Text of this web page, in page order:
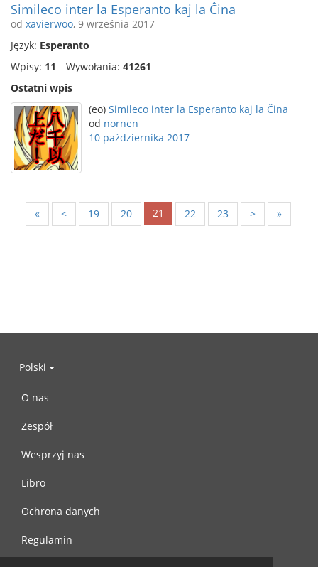
Simileco inter la Esperanto kaj la Ĉina
od xavierwoo, 9 września 2017
Język: Esperanto
Wpisy: 11 Wywołania: 41261
Ostatni wpis
(eo) Simileco inter la Esperanto kaj la Ĉina
od nornen
10 października 2017
« < 19 20 21 22 23 > »
Polski
O nas
Zespół
Wesprzyj nas
Libro
Ochrona danych
Regulamin